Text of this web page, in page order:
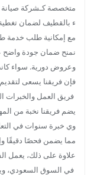
متخصصة كـشركة صيانة
ء بالقطيف لضمان تغطية
مع إمكانية طلب خدمة
نمنح ضمان جودة واضح
وعروض دورية. سواء
فإن فريقنا يسعى
فريق العمل والخبرات
يضم فريقنا نخبة من
وي خبرة سنوات في
مما يضمن فحصًا دقيقًا
علاوة على ذلك، يعمل
في السوق السعودي،